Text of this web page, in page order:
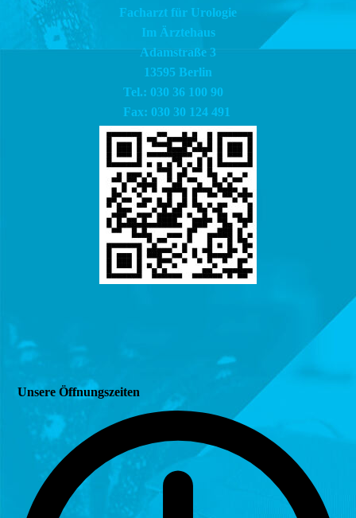
Facharzt für Urologie
Im Ärztehaus
Adamstraße 3
13595 Berlin
Tel.: 030 36 100 90
Fax: 030 30 124 491
Unsere Öffnungszeiten